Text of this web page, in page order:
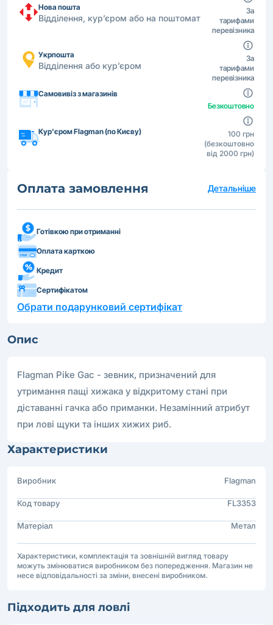
Нова пошта
Відділення, кур’єром або на поштомат
За
тарифами
перевізника
Укрпошта
Відділення або кур’єром
За
тарифами
перевізника
Самовивіз з магазинів
Безкоштовно
Кур'єром Flagman (по Києву)
100 грн
(безкоштовно
від 2000 грн)
Оплата замовлення Детальніше
Готівкою при отриманні
Оплата карткою
Кредит
Сертифікатом
Обрати подарунковий сертифікат
Опис
Flagman Pike Gac - зевник, призначений для
утримання пащі хижака у відкритому стані при
діставанні гачка або приманки. Незамінний атрибут
при лові щуки та інших хижих риб.
Характеристики
Виробник Flagman
Код товару FL3353
Матеріал Метал
Характеристики, комплектація та зовнішній вигляд товару
можуть змінюватися виробником без попередження. Магазин не
несе відповідальності за зміни, внесені виробником.
Підходить для ловлі